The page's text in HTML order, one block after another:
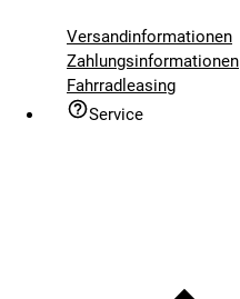
Versandinformationen
Zahlungsinformationen
Fahrradleasing
Service